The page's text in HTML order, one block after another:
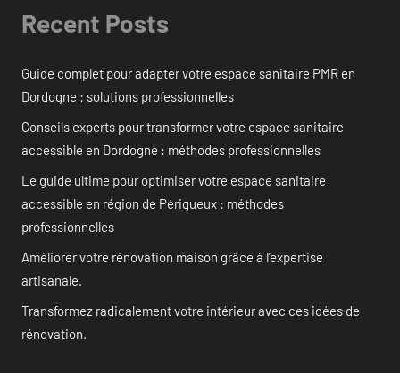
Recent Posts
Guide complet pour adapter votre espace sanitaire PMR en
Dordogne : solutions professionnelles
Conseils experts pour transformer votre espace sanitaire
accessible en Dordogne : méthodes professionnelles
Le guide ultime pour optimiser votre espace sanitaire
accessible en région de Périgueux : méthodes
professionnelles
Améliorer votre rénovation maison grâce à l’expertise
artisanale.
Transformez radicalement votre intérieur avec ces idées de
rénovation.